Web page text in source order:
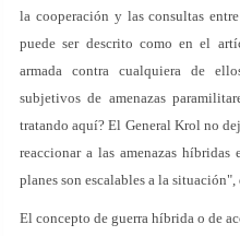
la cooperación y las consultas
puede ser descrito como en el
armada contra cualquiera de
subjetivos de amenazas
tratando aquí? El General Krol no
reaccionar a las amenazas híbridas
planes son escalables a la
El concepto de guerra híbrida o de